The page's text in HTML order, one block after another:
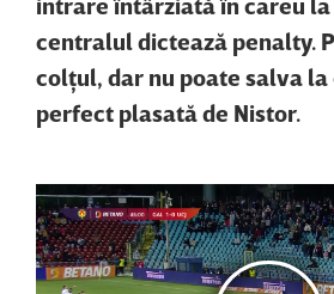
centralul dictează penalty.
colţul, dar nu poate salva
perfect plasată de Nistor.